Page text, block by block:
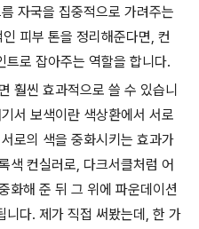
자국을 집중적으로 가려주는
피부 톤을 정리해준다면, 컨
트로 잡아주는 역할을 합니다.
훨씬 효과적으로 쓸 수 있습니
서 보색이란 색상환에서 서로
로의 색을 중화시키는 효과가
색 컨실러로, 다크서클처럼 어
화해 준 뒤 그 위에 파운데이션
니다. 제가 직접 써봤는데, 한 가